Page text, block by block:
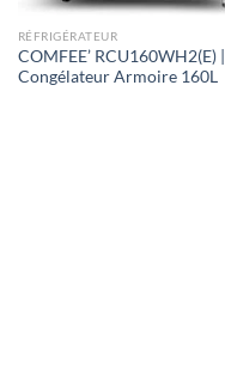
RÉFRIGÉRATEUR
COMFEE’ RCU160WH2(E) |
Congélateur Armoire 160L